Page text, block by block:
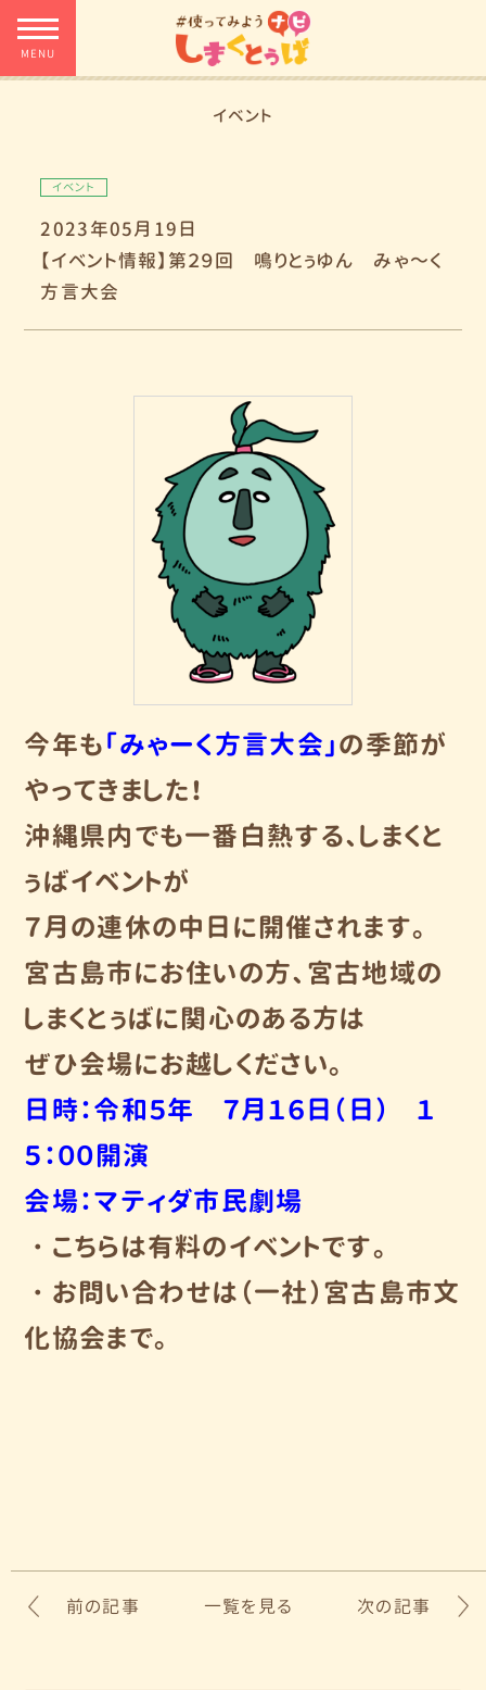
イベント
イベント
2023年05月19日
【イベント情報】第２９回 鳴りとぅゆん みゃ～く
方言大会
今年も「みゃーく方言大会」の季節が
やってきました！
沖縄県内でも一番白熱する、しまくと
ぅばイベントが
７月の連休の中日に開催されます。
宮古島市にお住いの方、宮古地域の
しまくとぅばに関心のある方は
ぜひ会場にお越しください。
日時：令和５年 ７月１６日（日） １
５：００開演
会場：マティダ市民劇場
・こちらは有料のイベントです。
・お問い合わせは（一社）宮古島市文
化協会まで。
前の記事 一覧を見る 次の記事